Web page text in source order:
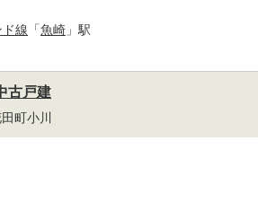
線 「魚崎 」駅
古戸建
町小川